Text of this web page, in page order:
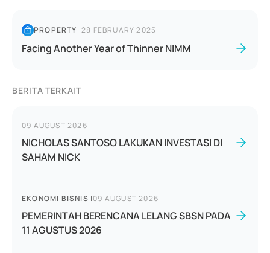
PROPERTY|28 FEBRUARY 2025
Facing Another Year of Thinner NIMM
BERITA TERKAIT
09 AUGUST 2026
NICHOLAS SANTOSO LAKUKAN INVESTASI DI
SAHAM NICK
EKONOMI BISNIS |09 AUGUST 2026
PEMERINTAH BERENCANA LELANG SBSN PADA
11 AGUSTUS 2026